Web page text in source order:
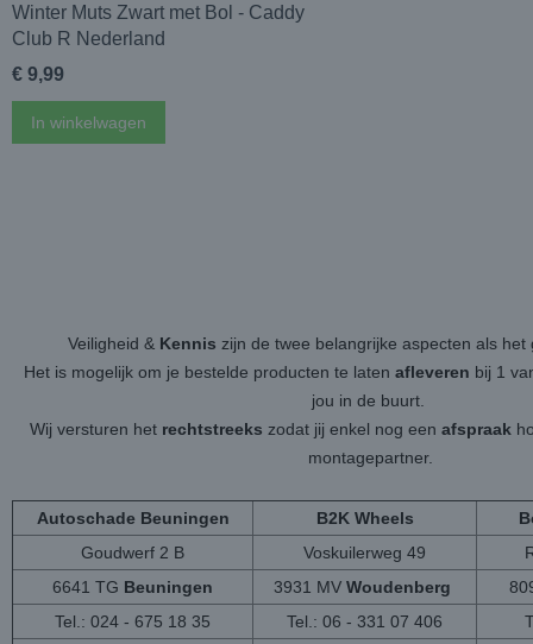
Winter Muts Zwart met Bol - Caddy
Club R Nederland
€ 9,99
In winkelwagen
Veiligheid & Kennis zijn de twee belangrijke aspecten als
Het is mogelijk om je bestelde producten te laten afleveren bij 1
jou in de buurt.
Wij versturen het rechtstreeks zodat jij enkel nog een afspraak
montagepartner.
Autoschade Beuningen B2K Wheels
Goudwerf 2 B
Voskuilerweg 49
6641 TG Beuningen 3931 MV Woudenberg
Tel.: 024 - 675 18 35
Tel.: 06 - 331 07 406